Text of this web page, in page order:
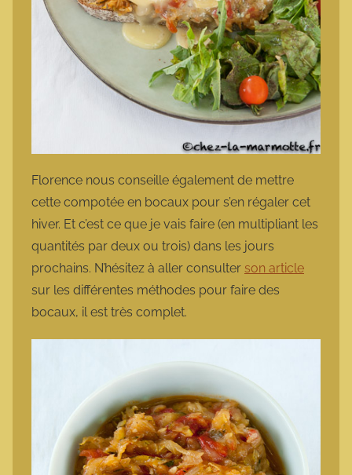
Florence nous conseille également de mettre
cette compotée en bocaux pour s’en régaler cet
hiver. Et c’est ce que je vais faire (en multipliant les
quantités par deux ou trois) dans les jours
prochains. N’hésitez à aller consulter son article
sur les différentes méthodes pour faire des
bocaux, il est très complet.